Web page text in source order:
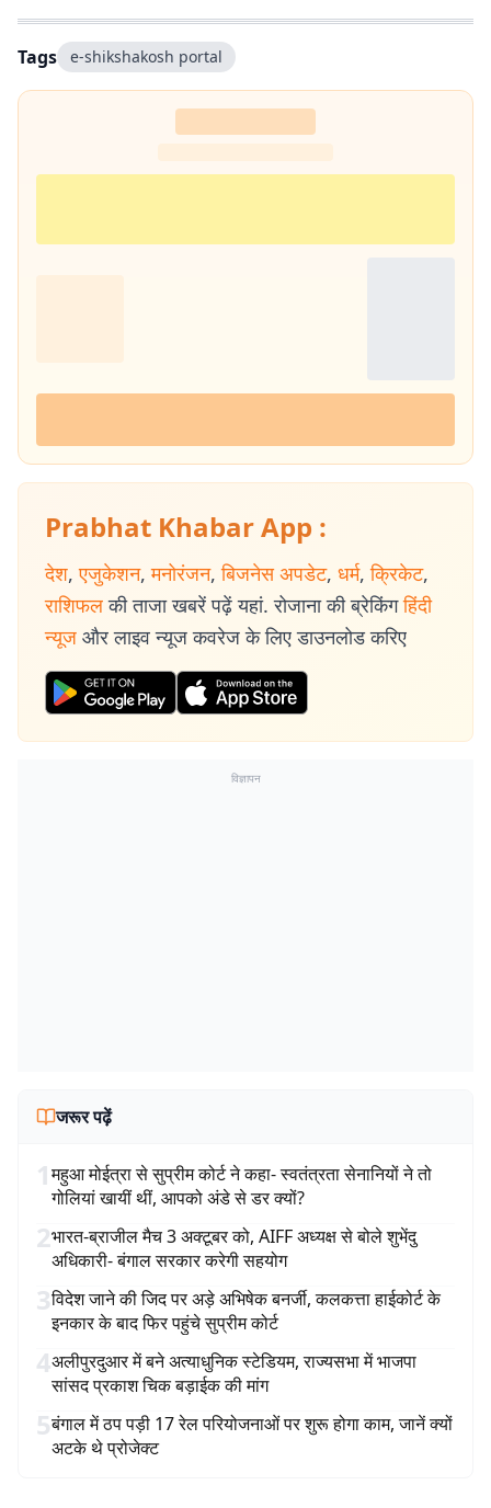
Tags e-shikshakosh portal
Prabhat Khabar App :
देश, एजुकेशन, मनोरंजन, बिजनेस अपडेट, धर्म, क्रिकेट,
राशिफल की ताजा खबरें पढ़ें यहां. रोजाना की ब्रेकिंग हिंदी
न्यूज और लाइव न्यूज कवरेज के लिए डाउनलोड करिए
विज्ञापन
जरूर पढ़ें
1महुआ मोईत्रा से सुप्रीम कोर्ट ने कहा- स्वतंत्रता सेनानियों ने तो
गोलियां खायीं थीं, आपको अंडे से डर क्यों?
2भारत-ब्राजील मैच 3 अक्टूबर को, AIFF अध्यक्ष से बोले शुभेंदु
अधिकारी- बंगाल सरकार करेगी सहयोग
3विदेश जाने की जिद पर अड़े अभिषेक बनर्जी, कलकत्ता हाईकोर्ट के
इनकार के बाद फिर पहुंचे सुप्रीम कोर्ट
4अलीपुरदुआर में बने अत्याधुनिक स्टेडियम, राज्यसभा में भाजपा
सांसद प्रकाश चिक बड़ाईक की मांग
5बंगाल में ठप पड़ी 17 रेल परियोजनाओं पर शुरू होगा काम, जानें क्यों
अटके थे प्रोजेक्ट